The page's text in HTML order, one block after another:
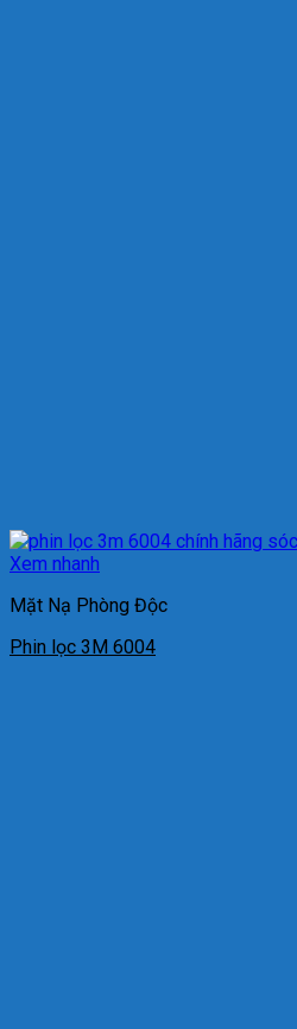
Xem nhanh
Mặt Nạ Phòng Độc
Phin lọc 3M 6004